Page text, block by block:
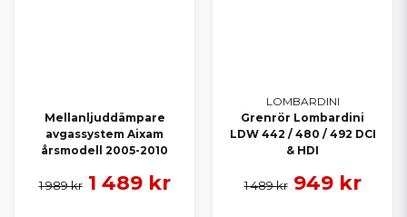
Mellanljuddämpare
avgassystem Aixam
årsmodell 2005-2010
1 989 kr 1 489 kr
LOMBARDINI
Grenrör Lombardini
LDW 442 / 480 / 492 DCI
& HDI
1 489 kr 949 kr